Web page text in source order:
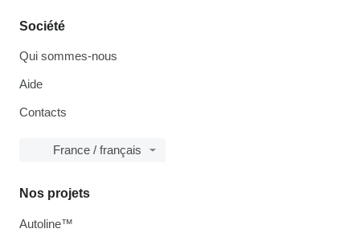
Société
Qui sommes-nous
Aide
Contacts
France / français
Nos projets
Autoline™